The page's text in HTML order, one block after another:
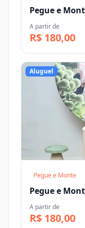
Pegue e
A partir de
R$ 180,00
Aluguel
Pegue e Monte
Pegue e
A partir de
R$ 180,00